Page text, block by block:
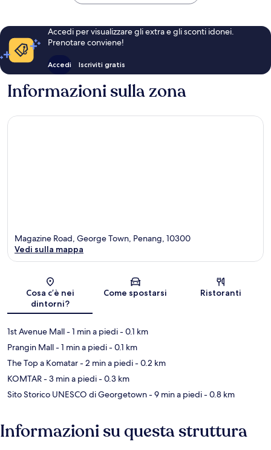
Accedi per visualizzare gli extra e gli sconti idonei.
Prenotare conviene!
Accedi Iscriviti gratis
Informazioni sulla zona
Mappa
Magazine Road, George Town, Penang, 10300
Vedi sulla mappa
Cosa c’è nei
dintorni?
Come spostarsi Ristoranti
1st Avenue Mall- 1 min a piedi- 0.1 km
Prangin Mall- 1 min a piedi- 0.1 km
The Top a Komatar- 2 min a piedi- 0.2 km
KOMTAR- 3 min a piedi- 0.3 km
Sito Storico UNESCO di Georgetown- 9 min a piedi- 0.8 km
Informazioni su questa struttura